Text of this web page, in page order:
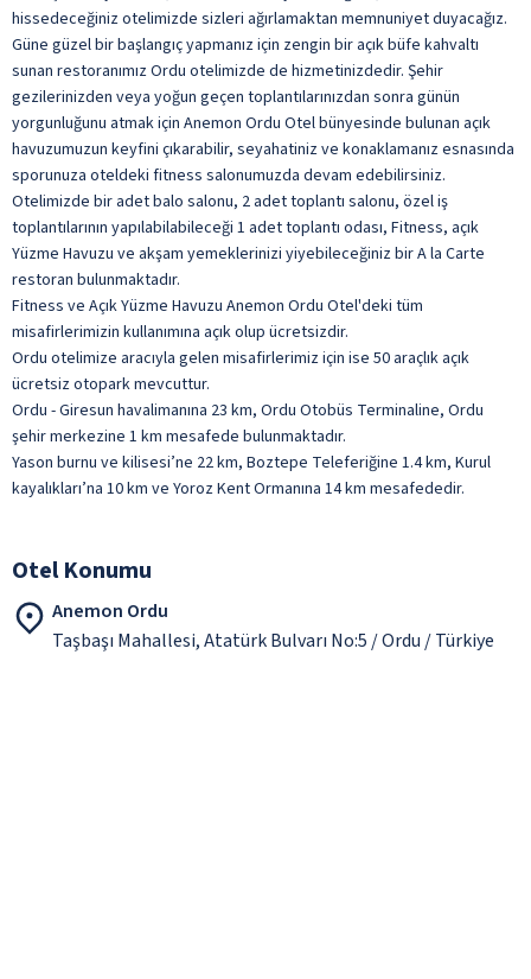
hissedeceğiniz otelimizde sizleri ağırlamaktan memnuniyet duyacağız.
Güne güzel bir başlangıç yapmanız için zengin bir açık büfe kahvaltı
sunan restoranımız Ordu otelimizde de hizmetinizdedir. Şehir
gezilerinizden veya yoğun geçen toplantılarınızdan sonra günün
yorgunluğunu atmak için Anemon Ordu Otel bünyesinde bulunan açık
havuzumuzun keyfini çıkarabilir, seyahatiniz ve konaklamanız esnasında
sporunuza oteldeki fitness salonumuzda devam edebilirsiniz.
Otelimizde bir adet balo salonu, 2 adet toplantı salonu, özel iş
toplantılarının yapılabilabileceği 1 adet toplantı odası, Fitness, açık
Yüzme Havuzu ve akşam yemeklerinizi yiyebileceğiniz bir A la Carte
restoran bulunmaktadır.
Fitness ve Açık Yüzme Havuzu Anemon Ordu Otel'deki tüm
misafirlerimizin kullanımına açık olup ücretsizdir.
Ordu otelimize aracıyla gelen misafirlerimiz için ise 50 araçlık açık
ücretsiz otopark mevcuttur.
Ordu - Giresun havalimanına 23 km, Ordu Otobüs Terminaline, Ordu
şehir merkezine 1 km mesafede bulunmaktadır.
Yason burnu ve kilisesi’ne 22 km, Boztepe Teleferiğine 1.4 km, Kurul
kayalıkları’na 10 km ve Yoroz Kent Ormanına 14 km mesafededir.
Otel Konumu
Anemon Ordu
Taşbaşı Mahallesi, Atatürk Bulvarı No:5 / Ordu / Türkiye